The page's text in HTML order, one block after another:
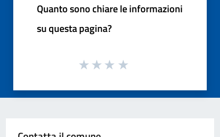
Quanto sono chiare le informazioni
su questa pagina?